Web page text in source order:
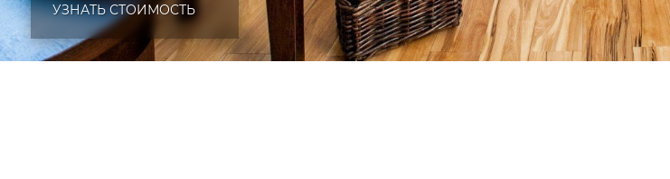
УЗНАТЬ СТОИМОСТЬ